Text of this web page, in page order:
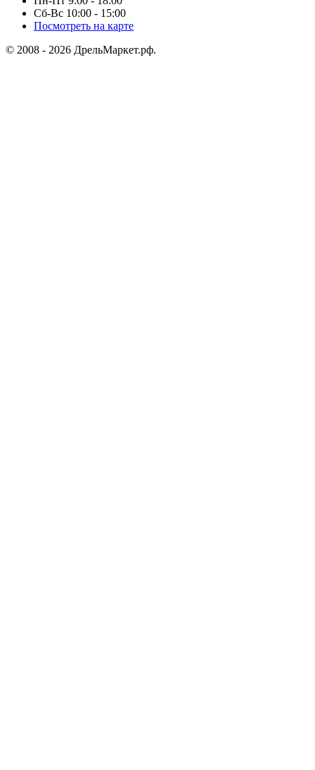
Сб-Вс 10:00 - 15:00
Посмотреть на карте
© 2008 - 2026 ДрельМаркет.рф.